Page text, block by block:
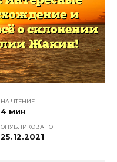
НА ЧТЕНИЕ
4 мин
ОПУБЛИКОВАНО
25.12.2021